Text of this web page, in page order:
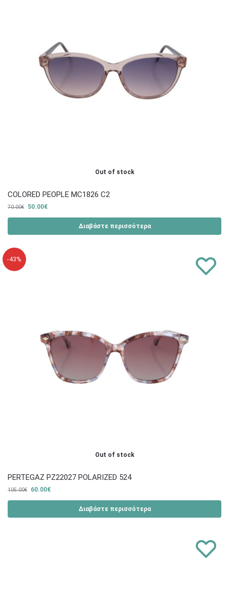
Out of stock
COLORED PEOPLE MC1826 C2
70.00€ 50.00€
Διαβάστε περισσότερα
-43%
Out of stock
PERTEGAZ PZ22027 POLARIZED 524
105.00€ 60.00€
Διαβάστε περισσότερα